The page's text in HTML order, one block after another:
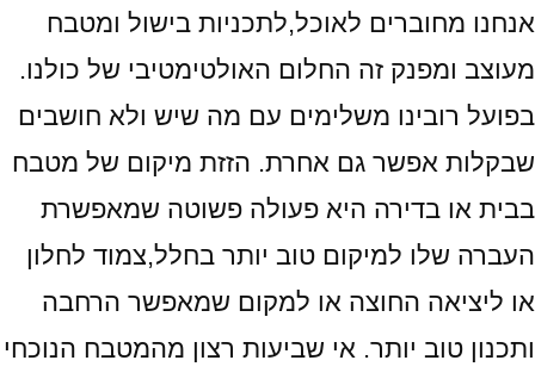
אנחנו מחוברים לאוכל,לתכניות בישול ומטבח
מעוצב ומפנק זה החלום האולטימטיבי של כולנו.
בפועל רובינו משלימים עם מה שיש ולא חושבים
שבקלות אפשר גם אחרת. הזזת מיקום של מטבח
בבית או בדירה היא פעולה פשוטה שמאפשרת
העברה שלו למיקום טוב יותר בחלל,צמוד לחלון
או ליציאה החוצה או למקום שמאפשר הרחבה
ותכנון טוב יותר. אי שביעות רצון מהמטבח הנוכחי